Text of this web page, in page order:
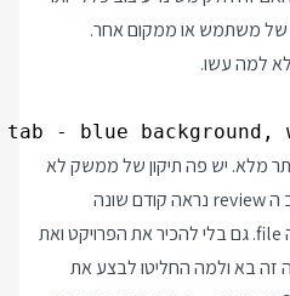
של משתמש או ממקום אחר.
למה עשו.
- blue background,
מלא. יש פה תיקון של ממשק לא
עקבי, כפתור comment בטאב ה review נראה קודם שונה
מכפתור commment בטאב ה file. גם בלי להכיר את הפרויקט ואת
זה בא ולמה החליטו לבצע את